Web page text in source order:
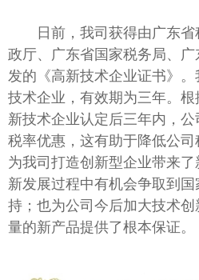
日前，我司获得由广东
政厅、广东省国家税务局、
发的《高新技术企业证书》
技术企业，有效期为三年。
新技术企业认定后三年内，
税率优惠，这有助于降低公司
为我司打造创新型企业带来
新发展过程中有机会争取到
持；也为公司今后加大技术
量的新产品提供了根本保证。